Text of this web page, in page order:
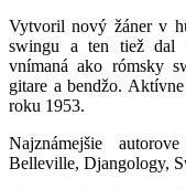
Vytvoril nový žáner v
swingu a ten tiež dal
vnímaná ako rómsky
gitare a bendžo.
roku 1953.
Najznámejšie
Belleville, Djangology,